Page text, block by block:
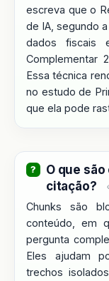
escreva que o
de IA, segundo
dados fiscais
Complementar
Essa técnica
no estudo de
que ela pode
O que
citação?
Chunks são
conteúdo, em
pergunta
Eles ajudam
trechos